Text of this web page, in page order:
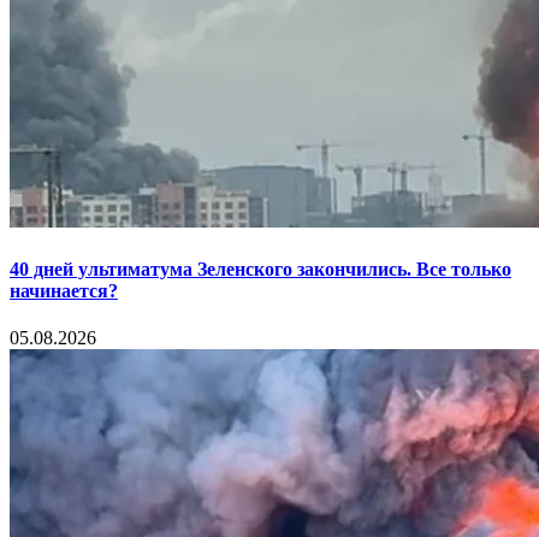
40 дней ультиматума Зеленского закончились. Все только
начинается?
05.08.2026